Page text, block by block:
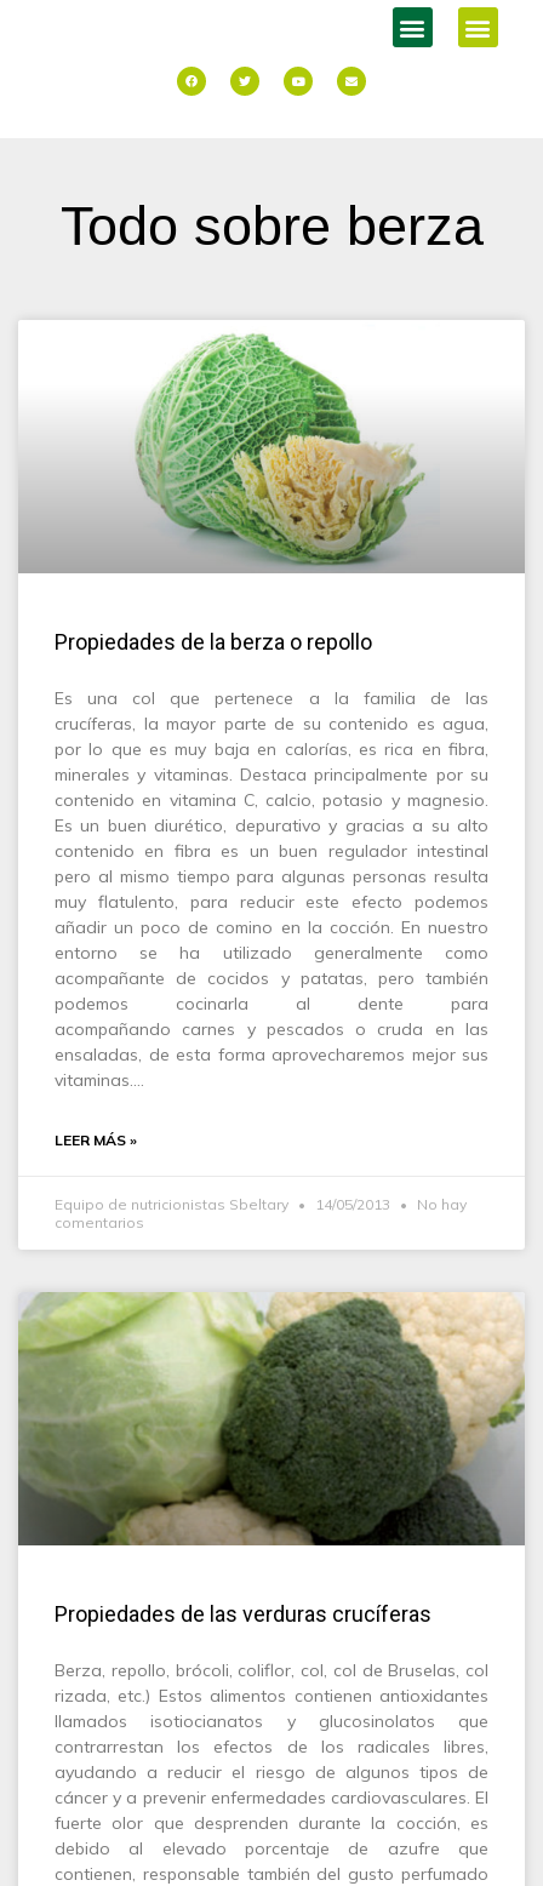
Todo sobre berza
Propiedades de la berza o repollo
Es una col que pertenece a la familia de las
crucíferas, la mayor parte de su contenido es agua,
por lo que es muy baja en calorías, es rica en fibra,
minerales y vitaminas. Destaca principalmente por su
contenido en vitamina C, calcio, potasio y magnesio.
Es un buen diurético, depurativo y gracias a su alto
contenido en fibra es un buen regulador intestinal
pero al mismo tiempo para algunas personas resulta
muy flatulento, para reducir este efecto podemos
añadir un poco de comino en la cocción. En nuestro
entorno se ha utilizado generalmente como
acompañante de cocidos y patatas, pero también
podemos cocinarla al dente para
acompañando carnes y pescados o cruda en las
ensaladas, de esta forma aprovecharemos mejor sus
vitaminas.…
LEER MÁS »
Equipo de nutricionistas Sbeltary 14/05/2013
No hay
comentarios
Propiedades de las verduras crucíferas
Berza, repollo, brócoli, coliflor, col, col de Bruselas, col
rizada, etc.) Estos alimentos contienen antioxidantes
llamados isotiocianatos y glucosinolatos que
contrarrestan los efectos de los radicales libres,
ayudando a reducir el riesgo de algunos tipos de
cáncer y a prevenir enfermedades cardiovasculares. El
fuerte olor que desprenden durante la cocción, es
debido al elevado porcentaje de azufre que
contienen, responsable también del gusto perfumado